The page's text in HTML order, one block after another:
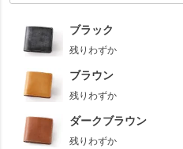
必
須
)
ブラック
残りわずか
ブラウン
残りわずか
ダークブラウン
残りわずか